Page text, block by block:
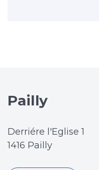
Pailly
Derriére l'Eglise 1
1416 Pailly